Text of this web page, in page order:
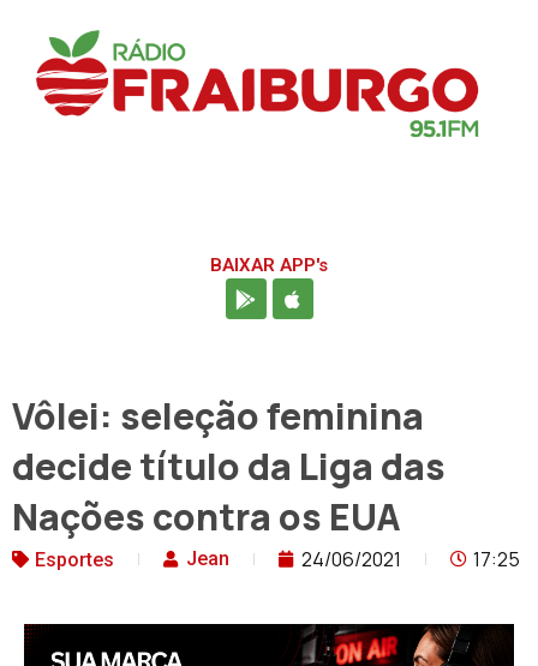
BAIXAR APP's
Vôlei: seleção feminina
decide título da Liga das
Nações contra os EUA
Esportes Jean 24/06/2021 17:25